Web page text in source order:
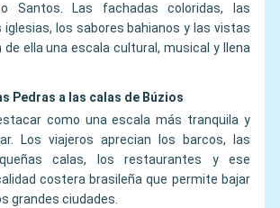
Santos. Las fachadas coloridas, las
iglesias, los sabores bahianos y las vistas
de ella una escala cultural, musical y llena
Pedras a las calas de Búzios
como una escala más tranquila y
Los viajeros aprecian los barcos, las
calas, los restaurantes y ese
costera brasileña que permite bajar
grandes ciudades.